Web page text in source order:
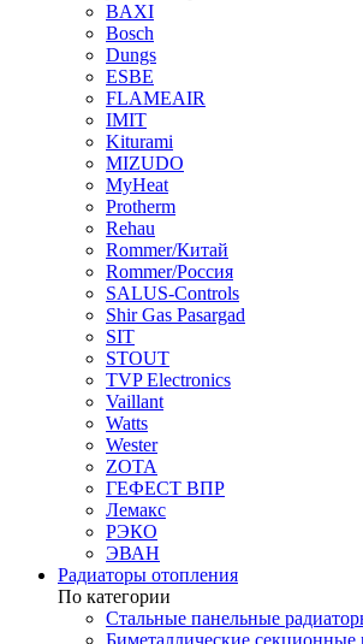
BAXI
Bosch
Dungs
ESBE
FLAMEAIR
IMIT
Kiturami
MIZUDO
MyHeat
Protherm
Rehau
Rommer/Китай
Rommer/Россия
SALUS-Controls
Shir Gas Pasargad
SIT
STOUT
TVP Electronics
Vaillant
Watts
Wester
ZOTA
ГЕФЕСТ ВПР
Лемакс
РЭКО
ЭВАН
Радиаторы отопления
По категории
Стальные панельные
Биметаллические секционные